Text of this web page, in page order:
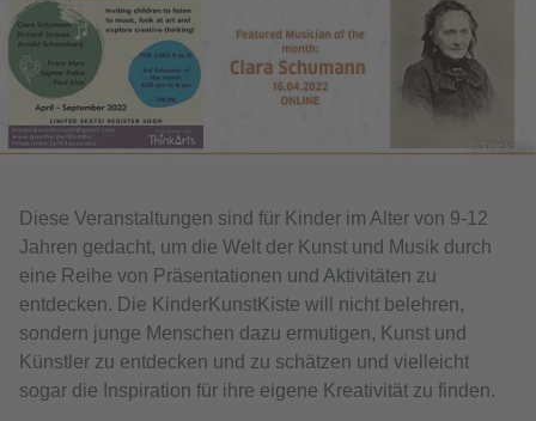
© Thinkarts
Diese Veranstaltungen sind für Kinder im Alter von 9-12
Jahren gedacht, um die Welt der Kunst und Musik durch
eine Reihe von Präsentationen und Aktivitäten zu
entdecken. Die KinderKunstKiste will nicht belehren,
sondern junge Menschen dazu ermutigen, Kunst und
Künstler zu entdecken und zu schätzen und vielleicht
sogar die Inspiration für ihre eigene Kreativität zu finden.